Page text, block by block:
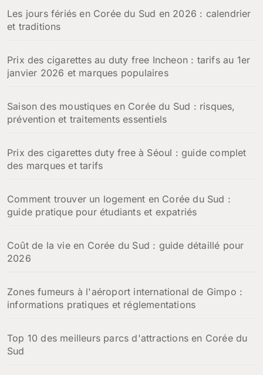
e
r
Les jours fériés en Corée du Sud en 2026 : calendrier
et traditions
Prix des cigarettes au duty free Incheon : tarifs au 1er
janvier 2026 et marques populaires
Saison des moustiques en Corée du Sud : risques,
prévention et traitements essentiels
Prix des cigarettes duty free à Séoul : guide complet
des marques et tarifs
Comment trouver un logement en Corée du Sud :
guide pratique pour étudiants et expatriés
Coût de la vie en Corée du Sud : guide détaillé pour
2026
Zones fumeurs à l'aéroport international de Gimpo :
informations pratiques et réglementations
Top 10 des meilleurs parcs d'attractions en Corée du
Sud